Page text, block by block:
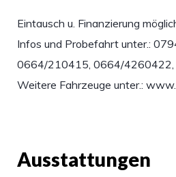
Eintausch u. Finanzierung
Infos und Probefahrt unter.:
0664/210415, 0664/
Weitere Fahrzeuge unter.:
Ausstattungen